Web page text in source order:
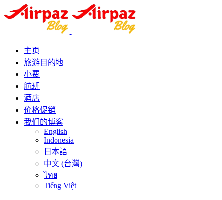
主页
旅游目的地
小费
航班
酒店
价格促销
我们的博客
English
Indonesia
日本語
中文 (台灣)
ไทย
Tiếng Việt